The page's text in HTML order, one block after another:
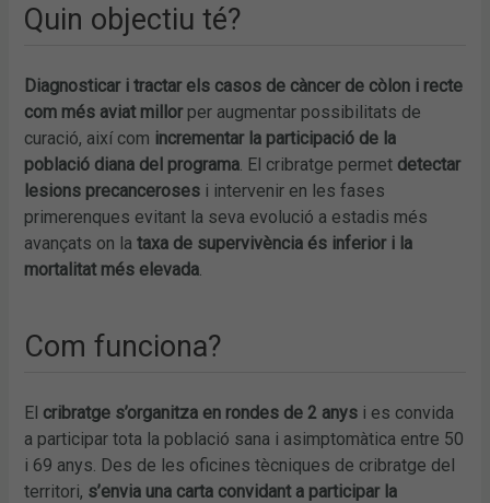
Quin objectiu té?
Diagnosticar i tractar els casos de càncer de còlon i recte
com més aviat millorper augmentar possibilitats de
curació, així com incrementar la participació de la
població diana del programa. El cribratge permet detectar
lesions precanceroses i intervenir en les fases
primerenques evitant la seva evolució a estadis més
avançats on la taxa de supervivència és inferior i la
mortalitat més elevada.
Com funciona?
El cribratge s’organitza en rondes de 2 anys i es convida
a participar tota la població sana i asimptomàtica entre 50
i 69 anys. Des de les oficines tècniques de cribratge del
territori, s’envia una carta convidant a participar la